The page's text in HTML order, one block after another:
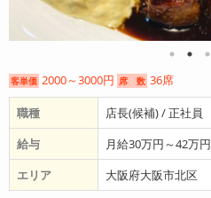
客単価 2000～3000円 席 数 36席
職種
店長(候補) / 正社員
給与
月給30万円～42万円
エリア
大阪府大阪市北区